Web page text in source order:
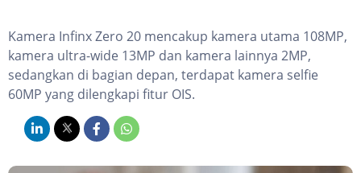
Kamera Infinx Zero 20 mencakup kamera utama 108MP,
kamera ultra-wide 13MP dan kamera lainnya 2MP,
sedangkan di bagian depan, terdapat kamera selfie
60MP yang dilengkapi fitur OIS.